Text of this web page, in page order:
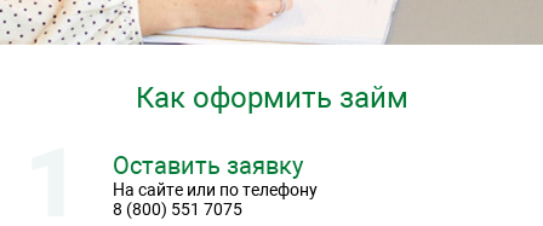
Как оформить займ
На сайте или по телефону
8 (800) 551 7075
Оставить заявку